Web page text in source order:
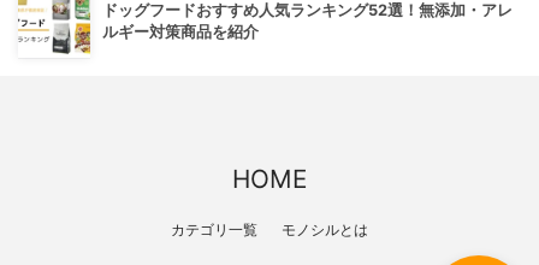
ドッグフードおすすめ人気ランキング52選！無添加・アレ
ルギー対策商品を紹介
HOME
カテゴリ一覧 モノシルとは